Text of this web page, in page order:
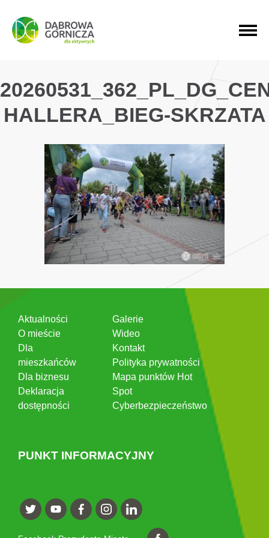
PRZEJDŹ DO MENU GŁÓWNEGO
PRZEJDŹ DO WYSZUKIWARKI
PRZEJDŹ DO TREŚCI
HALLERA_BIEG-SKRZATA
Aktualności
O mieście
Dla
mieszkańców
Dla biznesu
Deklaracja
dostępności
Galerie
Wideo
Kontakt
Polityka prywatności
Mapa punktów Hot
Spot
Cyberbezpieczeństwo
PUNKT INFORMACYJNY